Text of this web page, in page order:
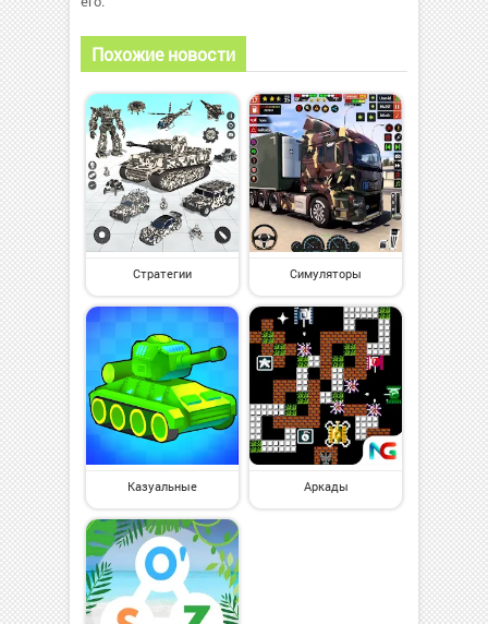
Похожие новости
Стратегии Симуляторы
Казуальные Аркады